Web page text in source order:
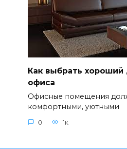
Как выбрать хороший
офиса
Офисные помещения
комфортными, уютными
0 1к.